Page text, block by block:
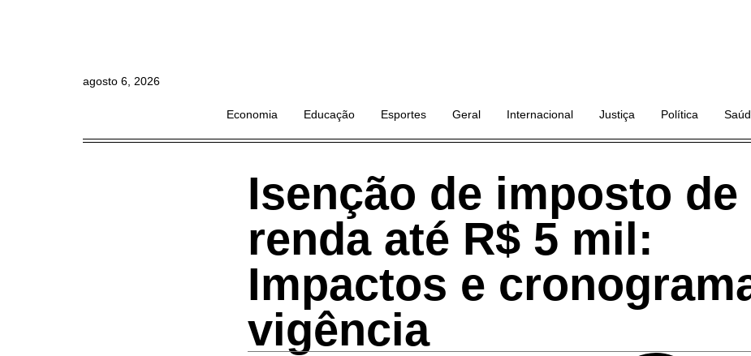
agosto 6, 2026
Economia Educação Esportes Geral Internacional Justiça Política
Isenção de imposto de
renda até R$ 5 mil:
Impactos e
vigência